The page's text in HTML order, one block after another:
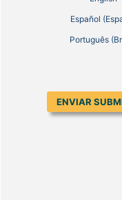
Español
Português
ENVIAR